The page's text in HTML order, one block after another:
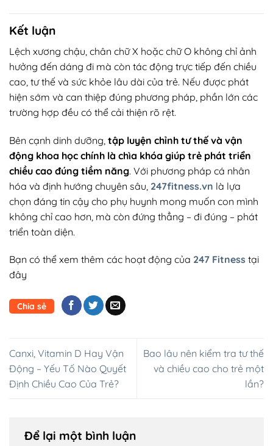
Kết luận
Lệch xương chậu, chân chữ X hoặc chữ O không chỉ ảnh
hưởng đến dáng đi mà còn tác động trực tiếp đến chiều
cao, tư thế và sức khỏe lâu dài của trẻ. Nếu được phát
hiện sớm và can thiệp đúng phương pháp, phần lớn các
trường hợp đều có thể cải thiện rõ rệt.
Bên cạnh dinh dưỡng, tập luyện chỉnh tư thế và vận
động khoa học chính là chìa khóa giúp trẻ phát triển
chiều cao đúng tiềm năng. Với phương pháp cá nhân
hóa và định hướng chuyên sâu, 247fitness.vn là lựa
chọn đáng tin cậy cho phụ huynh mong muốn con mình
không chỉ cao hơn, mà còn đứng thẳng – đi đúng – phát
triển toàn diện.
Bạn có thể xem thêm các hoạt động của 247 Fitness tại
đây
Chia sẻ
Canxi, Vitamin D Hay Vận
Động – Yếu Tố Nào Quyết
Định Chiều Cao Của Trẻ?
Bao lâu nên kiểm tra tư thế
và chiều cao cho trẻ một
lần?
Để lại một bình luận